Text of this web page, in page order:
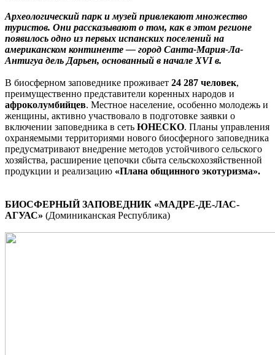
Археологический парк и музей привлекают множество
туристов. Они рассказывают о том, как в этом регионе
появилось одно из первых испанских поселений на
американском континенте — город Санта-Мария-Ла-
Антигуа дель Дарьен, основанный в начале XVI в.
В биосферном заповеднике проживает 24 287 человек,
преимущественно представители коренных народов и
афроколумбийцев. Местное население, особенно молодежь и
женщины, активно участвовало в подготовке заявки о
включении заповедника в сеть ЮНЕСКО. Планы управления
охраняемыми территориями нового биосферного заповедника
предусматривают внедрение методов устойчивого сельского
хозяйства, расширение цепочки сбыта сельскохозяйственной
продукции и реализацию «Плана общинного экотуризма».
БИОСФЕРНЫЙ ЗАПОВЕДНИК «МАДРЕ-ДЕ-ЛАС-
АГУАС» (Доминиканская Республика)